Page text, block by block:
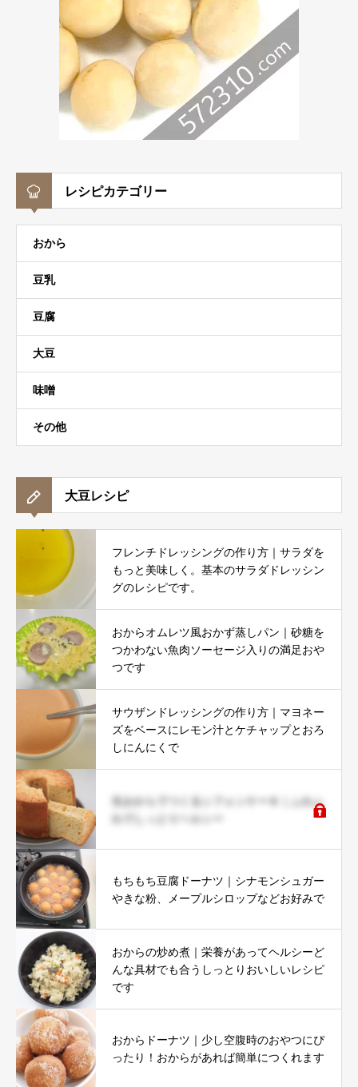
レシピカテゴリー
おから
豆乳
豆腐
大豆
味噌
その他
大豆レシピ
フレンチドレッシングの作り方｜サラダを
もっと美味しく。基本のサラダドレッシン
グのレシピです。
おからオムレツ風おかず蒸しパン｜砂糖を
つかわない魚肉ソーセージ入りの満足おや
つです
サウザンドレッシングの作り方｜マヨネー
ズをベースにレモン汁とケチャップとおろ
しにんにくで
生おからでつくるシフォンケーキ｜ふわふ
わでしっとりヘルシー
もちもち豆腐ドーナツ｜シナモンシュガー
やきな粉、メープルシロップなどお好みで
おからの炒め煮｜栄養があってヘルシーど
んな具材でも合うしっとりおいしいレシピ
です
おからドーナツ｜少し空腹時のおやつにぴ
ったり！おからがあれば簡単につくれます